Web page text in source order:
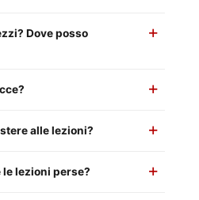
Dove posso
alle lezioni?
lezioni perse?